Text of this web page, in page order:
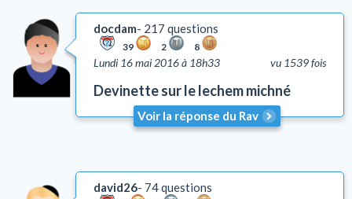
docdam 217 questions
39 2 8
vu 1539 fois
Lundi 16 mai 2016 à 18h33
Devinette sur le lechem michné
Voir la réponse du Rav
david26 74 questions